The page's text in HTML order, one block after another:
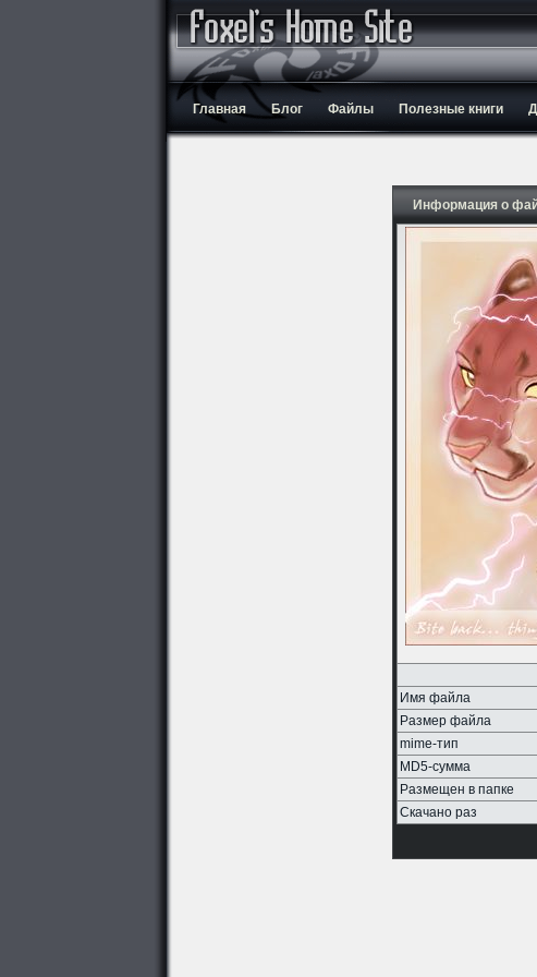
Главная Блог Файлы Полезные книги
Информация о
Имя файла
Размер файла
mime-тип
MD5-сумма
Размещен в папке
Скачано раз